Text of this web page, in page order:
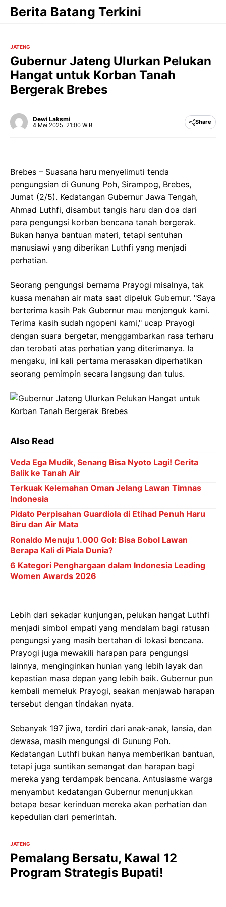
Langsung
Berita Batang Terkini
JATENG
Gubernur Jateng Ulurkan Pelukan
Hangat untuk Korban Tanah
Bergerak Brebes
Dewi Laksmi
4 Mei 2025, 21:00 WIB Share
Brebes – Suasana haru menyelimuti tenda
pengungsian di Gunung Poh, Sirampog, Brebes,
Jumat (2/5). Kedatangan Gubernur Jawa Tengah,
Ahmad Luthfi, disambut tangis haru dan doa dari
para pengungsi korban bencana tanah bergerak.
Bukan hanya bantuan materi, tetapi sentuhan
manusiawi yang diberikan Luthfi yang menjadi
perhatian.
Seorang pengungsi bernama Prayogi misalnya, tak
kuasa menahan air mata saat dipeluk Gubernur. "Saya
berterima kasih Pak Gubernur mau menjenguk kami.
Terima kasih sudah ngopeni kami," ucap Prayogi
dengan suara bergetar, menggambarkan rasa terharu
dan terobati atas perhatian yang diterimanya. Ia
mengaku, ini kali pertama merasakan diperhatikan
seorang pemimpin secara langsung dan tulus.
Also Read
Veda Ega Mudik, Senang Bisa Nyoto Lagi! Cerita
Balik ke Tanah Air
Terkuak Kelemahan Oman Jelang Lawan Timnas
Indonesia
Pidato Perpisahan Guardiola di Etihad Penuh Haru
Biru dan Air Mata
Ronaldo Menuju 1.000 Gol: Bisa Bobol Lawan
Berapa Kali di Piala Dunia?
6 Kategori Penghargaan dalam Indonesia Leading
Women Awards 2026
Lebih dari sekadar kunjungan, pelukan hangat Luthfi
menjadi simbol empati yang mendalam bagi ratusan
pengungsi yang masih bertahan di lokasi bencana.
Prayogi juga mewakili harapan para pengungsi
lainnya, menginginkan hunian yang lebih layak dan
kepastian masa depan yang lebih baik. Gubernur pun
kembali memeluk Prayogi, seakan menjawab harapan
tersebut dengan tindakan nyata.
Sebanyak 197 jiwa, terdiri dari anak-anak, lansia, dan
dewasa, masih mengungsi di Gunung Poh.
Kedatangan Luthfi bukan hanya memberikan bantuan,
tetapi juga suntikan semangat dan harapan bagi
mereka yang terdampak bencana. Antusiasme warga
menyambut kedatangan Gubernur menunjukkan
betapa besar kerinduan mereka akan perhatian dan
kepedulian dari pemerintah.
JATENG
Pemalang Bersatu, Kawal 12
Program Strategis Bupati!